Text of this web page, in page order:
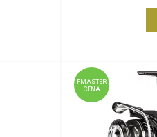
FMASTER
CENA